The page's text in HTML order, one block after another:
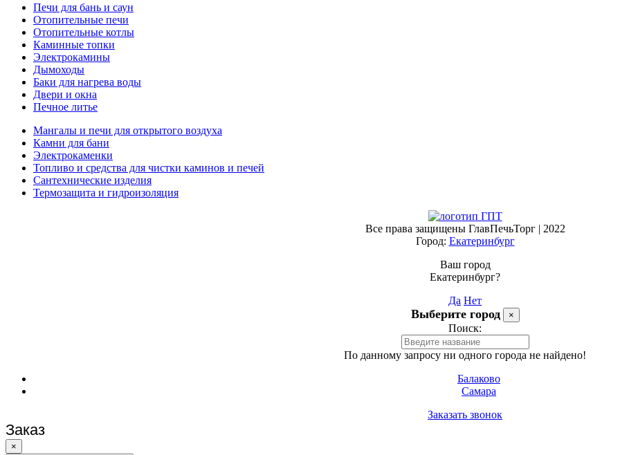
Печи для бань и саун
Отопительные печи
Отопительные котлы
Каминные топки
Электрокамины
Дымоходы
Баки для нагрева воды
Двери и окна
Печное литье
Мангалы и печи для открытого воздуха
Камни для бани
Электрокаменки
Топливо и средства для чистки каминов и печей
Сантехнические изделия
Термозащита и гидроизоляция
Все права защищены ГлавПечьТорг | 2022
Город: Екатеринбург
Ваш город
Екатеринбург?
Да Нет
Выберите город ×
Поиск:
По данному запросу ни одного города не найдено!
Балаково
Самара
Заказать звонок
Заказ
×